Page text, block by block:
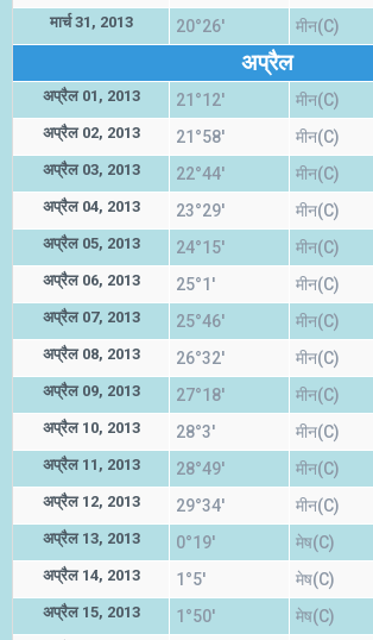
मार्च 31, 2013 20°26' मीन(C)
अप्रैल
अप्रैल 01, 2013 21°12' मीन(C)
अप्रैल 02, 2013 21°58' मीन(C)
अप्रैल 03, 2013 22°44' मीन(C)
अप्रैल 04, 2013 23°29' मीन(C)
अप्रैल 05, 2013 24°15' मीन(C)
अप्रैल 06, 2013 25°1' मीन(C)
अप्रैल 07, 2013 25°46' मीन(C)
अप्रैल 08, 2013 26°32' मीन(C)
अप्रैल 09, 2013 27°18' मीन(C)
अप्रैल 10, 2013 28°3' मीन(C)
अप्रैल 11, 2013 28°49' मीन(C)
अप्रैल 12, 2013 29°34' मीन(C)
अप्रैल 13, 2013 0°19' मेष(C)
अप्रैल 14, 2013 1°5' मेष(C)
अप्रैल 15, 2013 1°50' मेष(C)